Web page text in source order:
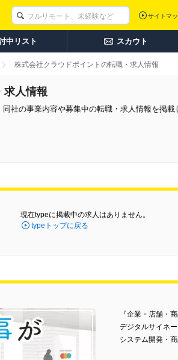
サイトマ
中リスト スカウト
株式会社クラウドポイントの転職・求人情報
求人情報
社の事業内容や募集中の転職・求人情報を掲
現在typeに掲載中の求人はありません。
typeトップに戻る
『企業・店舗・
デジタルサイネ
システム開発・